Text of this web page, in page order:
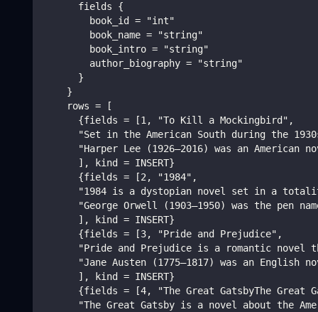
      fields {
        book_id = "int"
        book_name = "string"
        book_intro = "string"
        author_biography = "string"
      }
    }
    rows = [
      {fields = [1, "To Kill a Mockingbird",
"Set in the American South during the
"Harper Lee (1926–2016) was an American
      ], kind = INSERT}
      {fields = [2, "1984",
"1984 is a dystopian novel set in a
"George Orwell (1903–1950) was the pen
      ], kind = INSERT}
      {fields = [3, "Pride and Prejudice",
"Pride and Prejudice is a romantic novel
"Jane Austen (1775–1817) was an English
      ], kind = INSERT}
{fields = [4, "The Great GatsbyThe Great
"The Great Gatsby is a novel about the